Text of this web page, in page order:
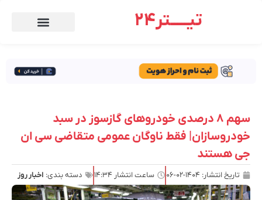
تیـــــتر24
سهم ۸ درصدی خودروهای گازسوز در سبد
خودروسازان| فقط ناوگان عمومی متقاضی سی ان
جی هستند
تاریخ انتشار: ۱۴۰۴-۰۲-۰۶ ساعت انتشار ۱۴:۳۴ دسته بندی: اخبار روز